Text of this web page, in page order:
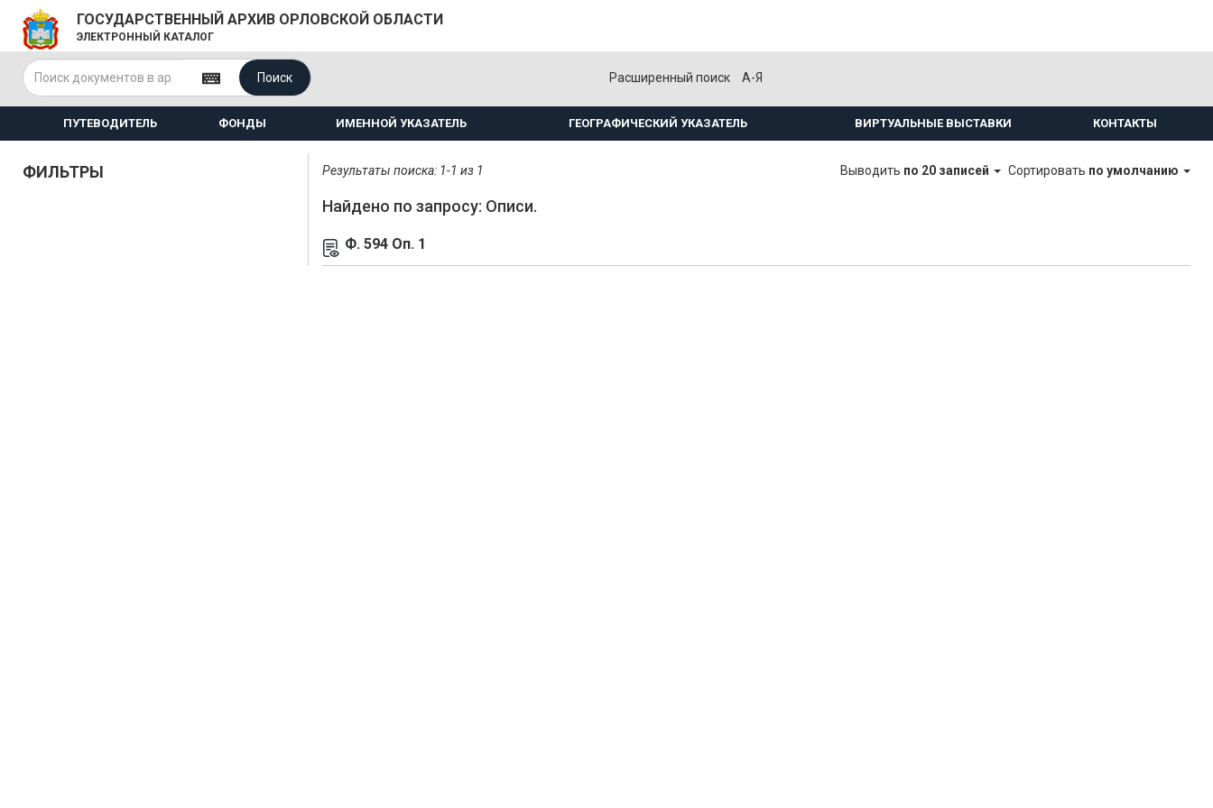
ГОСУДАРСТВЕННЫЙ АРХИВ ОРЛОВСКОЙ ОБЛАСТИ
ЭЛЕКТРОННЫЙ КАТАЛОГ
Поиск Расширенный поиск А-Я
ПУТЕВОДИТЕЛЬ ФОНДЫ ИМЕННОЙ УКАЗАТЕЛЬ ГЕОГРАФИЧЕСКИЙ УКАЗАТЕЛЬ ВИРТУАЛЬНЫЕ ВЫСТАВКИ КОНТАКТЫ
ФИЛЬТРЫ Результаты поиска: 1-1 из 1 Выводить по 20 записей Сортировать по умолчанию
Найдено по запросу: Описи.
Ф. 594 Оп. 1